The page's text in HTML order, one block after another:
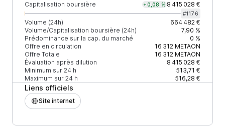
Capitalisation boursière +0,08 % 8 415 028 €
#1176
Volume (24h)
664 482 €
Volume/Capitalisation boursière (24h)
7,90 %
Prédominance sur la cap. du marché
0 %
Offre en circulation
16 312METAON
Offre Totale
16 312METAON
Évaluation après dilution
8 415 028 €
Minimum sur 24 h
513,71 €
Maximum sur 24 h
516,28 €
Liens officiels
Site internet